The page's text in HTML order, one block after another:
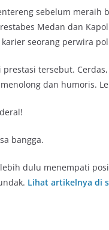
sebelum meraih
Medan dan
seorang perwira
tersebut.
dan humoris.
bangga.
dulu menempati
Lihat artikelnya di